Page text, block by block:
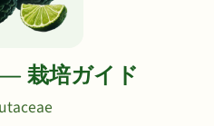
栽培ガイド